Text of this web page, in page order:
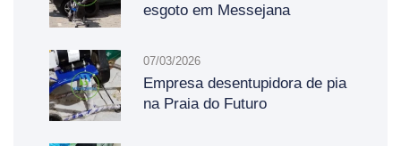
esgoto em Messejana
07/03/2026
Empresa desentupidora de pia
na Praia do Futuro